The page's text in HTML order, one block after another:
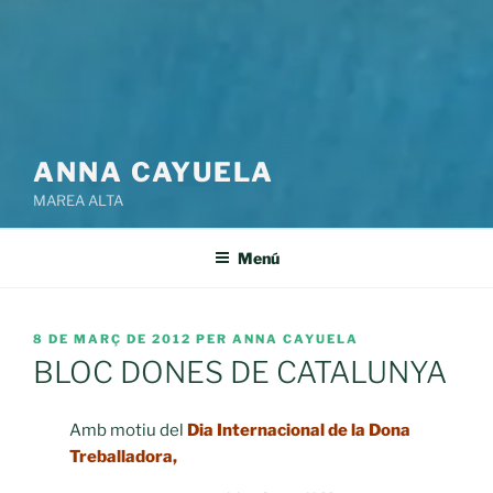
ANNA CAYUELA
MAREA ALTA
Menú
PUBLICAT
A
8 DE MARÇ DE 2012 PER ANNA CAYUELA
BLOC DONES DE CATALUNYA
Amb motiu del Dia Internacional de la Dona
Treballadora,